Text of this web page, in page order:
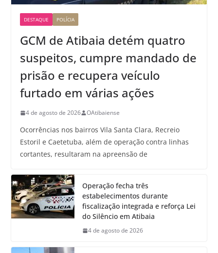
DESTAQUE POLÍCIA
GCM de Atibaia detém quatro
suspeitos, cumpre mandado de
prisão e recupera veículo
furtado em várias ações
4 de agosto de 2026 OAtibaiense
Ocorrências nos bairros Vila Santa Clara, Recreio
Estoril e Caetetuba, além de operação contra linhas
cortantes, resultaram na apreensão de
Operação fecha três
estabelecimentos durante
fiscalização integrada e reforça Lei
do Silêncio em Atibaia
4 de agosto de 2026